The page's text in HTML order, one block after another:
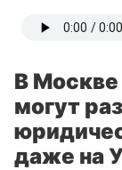
В Москве
могут
даже на